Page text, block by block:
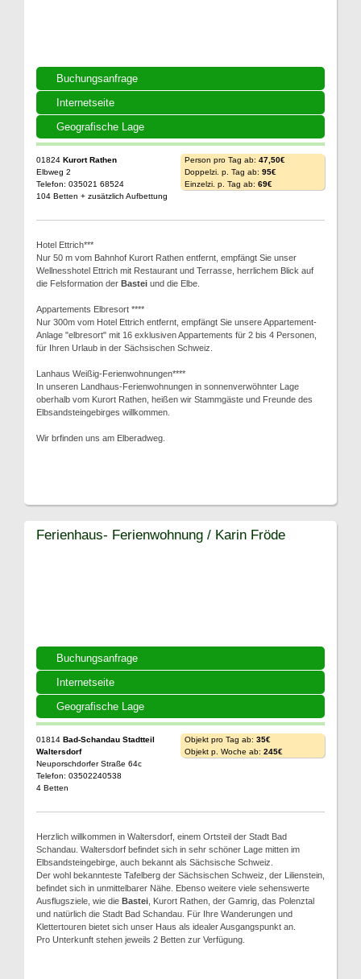
Buchungsanfrage
Internetseite
Geografische Lage
01824 Kurort Rathen
Elbweg 2
Telefon: 035021 68524
104 Betten + zusätzlich Aufbettung
Person pro Tag ab: 47,50€
Doppelzi. p. Tag ab: 95€
Einzelzi. p. Tag ab: 69€
Hotel Ettrich***
Nur 50 m vom Bahnhof Kurort Rathen entfernt, empfängt Sie unser
Wellnesshotel Ettrich mit Restaurant und Terrasse, herrlichem Blick auf
die Felsformation der Bastei und die Elbe.
Appartements Elbresort ****
Nur 300m vom Hotel Ettrich entfernt, empfängt Sie unsere Appartement-
Anlage "elbresort" mit 16 exklusiven Appartements für 2 bis 4 Personen,
für Ihren Urlaub in der Sächsischen Schweiz.
Lanhaus Weißig-Ferienwohnungen****
In unseren Landhaus-Ferienwohnungen in sonnenverwöhnter Lage
oberhalb vom Kurort Rathen, heißen wir Stammgäste und Freunde des
Elbsandsteingebirges willkommen.
Wir brfinden uns am Elberadweg.
Buchungsanfrage
Internetseite
Geografische Lage
Ferienhaus- Ferienwohnung / Karin Fröde
01814 Bad-Schandau Stadtteil
Waltersdorf
Neuporschdorfer Straße 64c
Telefon: 03502240538
4 Betten
Objekt pro Tag ab: 35€
Objekt p. Woche ab: 245€
Herzlich willkommen in Waltersdorf, einem Ortsteil der Stadt Bad
Schandau. Waltersdorf befindet sich in sehr schöner Lage mitten im
Elbsandsteingebirge, auch bekannt als Sächsische Schweiz.
Der wohl bekannteste Tafelberg der Sächsischen Schweiz, der Lilienstein,
befindet sich in unmittelbarer Nähe. Ebenso weitere viele sehenswerte
Ausflugsziele, wie die Bastei , Kurort Rathen, der Gamrig, das Polenztal
und natürlich die Stadt Bad Schandau. Für Ihre Wanderungen und
Klettertouren bietet sich unser Haus als idealer Ausgangspunkt an.
Pro Unterkunft stehen jeweils 2 Betten zur Verfügung.